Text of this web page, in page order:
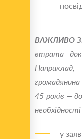
ВАЖЛИВО
втрата
45 років –
у